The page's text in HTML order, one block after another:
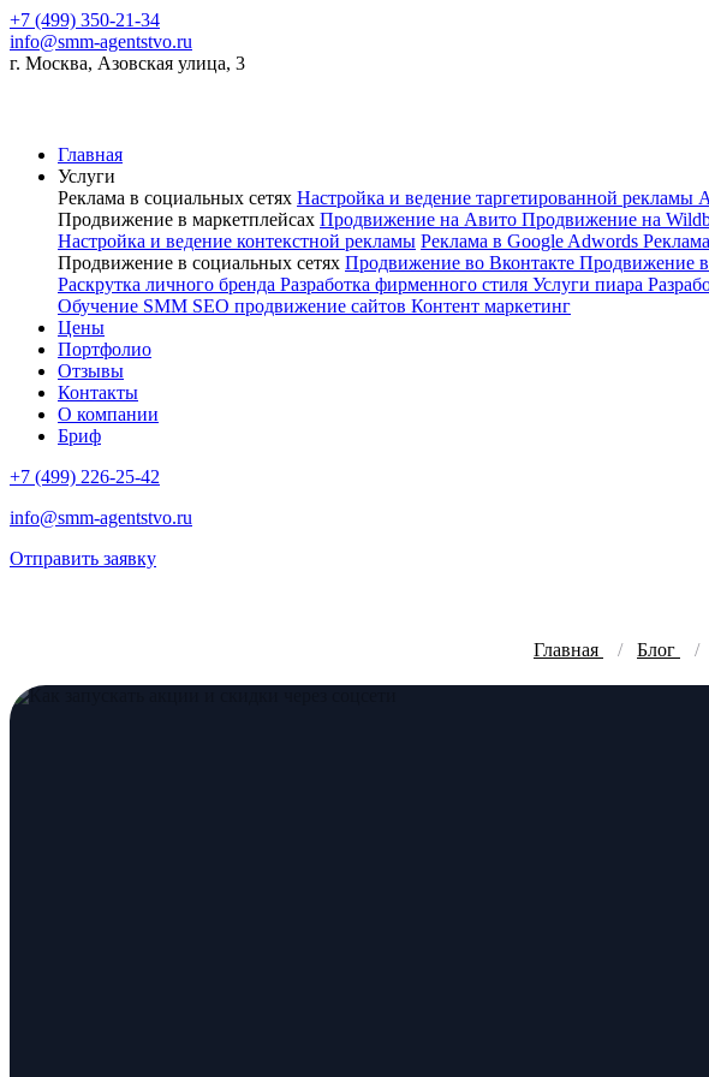
+7 (499) 350-21-34
info@smm-agentstvo.ru
г. Москва, Азовская улица, 3
Главная
Услуги
Реклама в социальных сетях Настройка и ведение таргетированной рекламы
Продвижение в маркетплейсах Продвижение на Авито Продвижение на
Настройка и ведение контекстной рекламы Реклама в Google Adwords
Продвижение в социальных сетях Продвижение во Вконтакте Продвижение
Раскрутка личного бренда Разработка фирменного стиля Услуги пиара
Обучение SMM SEO продвижение сайтов Контент маркетинг
Цены
Портфолио
Отзывы
Контакты
О компании
Бриф
+7 (499) 226-25-42
info@smm-agentstvo.ru
Отправить заявку
Главная Блог